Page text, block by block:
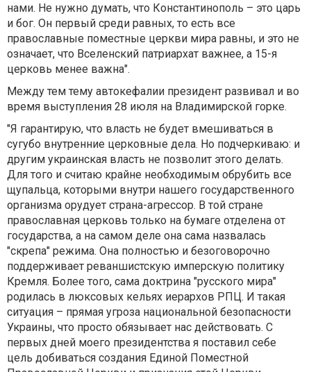
нами. Не нужно думать, что Константинополь – это царь
и бог. Он первый среди равных, то есть все
православные поместные церкви мира равны, и это не
означает, что Вселенский патриархат важнее, а 15-я
церковь менее важна".
Между тем тему автокефалии президент развивал и во
время выступления 28 июля на Владимирской горке.
"Я гарантирую, что власть не будет вмешиваться в
сугубо внутренние церковные дела. Но подчеркиваю: и
другим украинская власть не позволит этого делать.
Для того и считаю крайне необходимым обрубить все
щупальца, которыми внутри нашего государственного
организма орудует страна-агрессор. В той стране
православная церковь только на бумаге отделена от
государства, а на самом деле она сама назвалась
"скрепа" режима. Она полностью и безоговорочно
поддерживает реваншистскую имперскую политику
Кремля. Более того, сама доктрина "русского мира"
родилась в люксовых кельях иерархов РПЦ. И такая
ситуация – прямая угроза национальной безопасности
Украины, что просто обязывает нас действовать. С
первых дней моего президентства я поставил себе
цель добиваться создания Единой Поместной